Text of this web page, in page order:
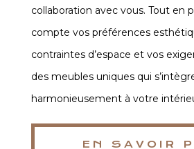
collaboration avec vous. Tout en
compte vos préférences
contraintes d’espace et vos
des meubles uniques qui
harmonieusement à votre
EN SAVOIR